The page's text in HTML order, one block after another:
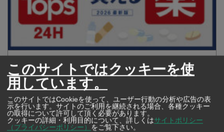
【タイ・バンコク】 マルシェトンロー内の「TOPS」で買える薬
2026年版
このサイトではクッキーを使
用しています。
このサイトではCookieを使って、ユーザー行動の分析や広告の表
示を行います。サイトのご利用を継続される場合、各種クッキー
の取得について許可して頂く必要があります。
クッキーの詳細・利用目的について、詳しくはサイトポリシー
（プライバシーポリシー）
をご覧下さい。